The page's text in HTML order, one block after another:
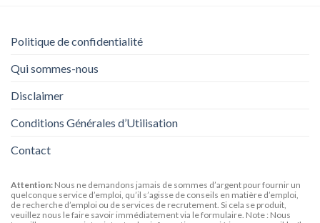
Politique de confidentialité
Qui sommes-nous
Disclaimer
Conditions Générales d’Utilisation
Contact
Attention: Nous ne demandons jamais de sommes d’argent pour fournir un
quelconque service d’emploi, qu’il s’agisse de conseils en matière d’emploi,
de recherche d’emploi ou de services de recrutement. Si cela se produit,
veuillez nous le faire savoir immédiatement via le formulaire. Note : Nous